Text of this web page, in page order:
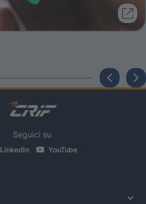
Seguici su
LinkedIn YouTube